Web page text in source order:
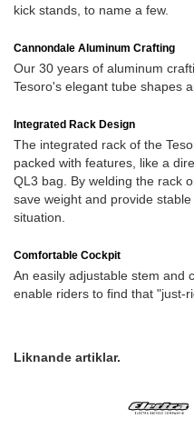
kick stands, to name a few.
Cannondale Aluminum Crafting
Our 30 years of aluminum
Tesoro's elegant tube shapes
Integrated Rack Design
The integrated rack of the
packed with features, like a
QL3 bag. By welding the rack
save weight and provide
situation.
Comfortable Cockpit
An easily adjustable stem and
enable riders to find that "just-
Liknande artiklar.